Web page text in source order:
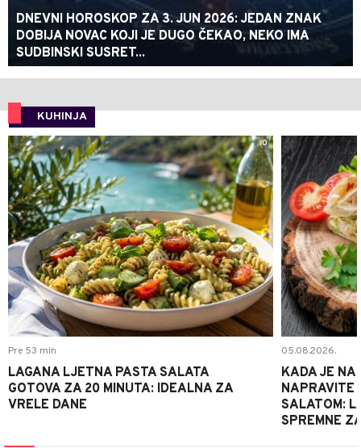
DNEVNI HOROSKOP ZA 3. JUN 2026: JEDAN ZNAK
DOBIJA NOVAC KOJI JE DUGO ČEKAO, NEKO IMA
SUDBINSKI SUSRET...
KUHINJA
0
Pre 53 min
LAGANA LJETNA PASTA SALATA
GOTOVA ZA 20 MINUTA: IDEALNA ZA
VRELE DANE
05.08.2026.
KADA JE
NAPRAVITE
SALATOM:
SPREMNE